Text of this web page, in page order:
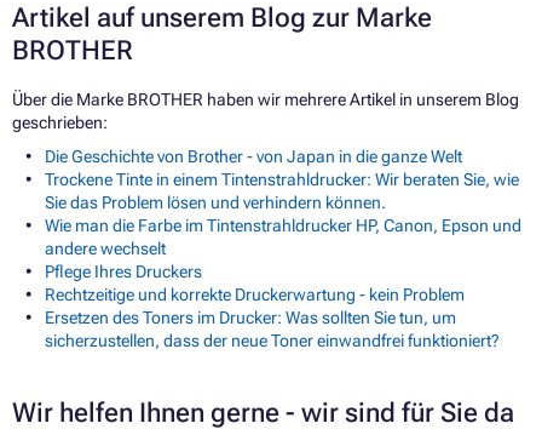
Artikel auf unserem Blog zur Marke
BROTHER
Über die Marke BROTHER haben wir mehrere Artikel in unserem Blog
geschrieben:
Die Geschichte von Brother - von Japan in die ganze Welt
Trockene Tinte in einem Tintenstrahldrucker: Wir beraten Sie, wie
Sie das Problem lösen und verhindern können.
Wie man die Farbe im Tintenstrahldrucker HP, Canon, Epson und
andere wechselt
Pflege Ihres Druckers
Rechtzeitige und korrekte Druckerwartung - kein Problem
Ersetzen des Toners im Drucker: Was sollten Sie tun, um
sicherzustellen, dass der neue Toner einwandfrei funktioniert?
Wir helfen Ihnen gerne - wir sind für Sie da